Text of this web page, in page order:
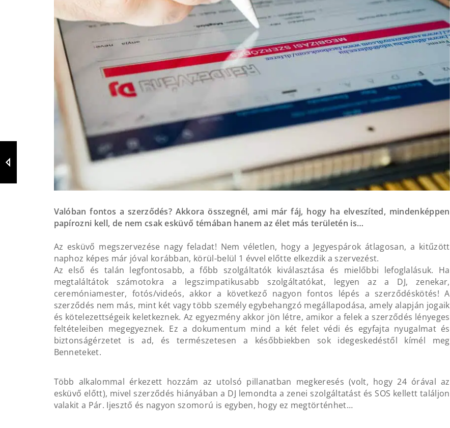
Valóban fontos a szerződés? Akkora összegnél, ami már fáj, hogy ha elveszíted, mindenképpen
papírozni kell, de nem csak esküvő témában hanem az élet más területén is…
Az esküvő megszervezése nagy feladat! Nem véletlen, hogy a Jegyespárok átlagosan, a kitűzött
naphoz képes már jóval korábban, körül-belül 1 évvel előtte elkezdik a szervezést.
Az első és talán legfontosabb, a főbb szolgáltatók kiválasztása és mielőbbi lefoglalásuk. Ha
megtaláltátok számotokra a legszimpatikusabb szolgáltatókat, legyen az a DJ, zenekar,
ceremóniamester, fotós/videós, akkor a következő nagyon fontos lépés a szerződéskötés! A
szerződés nem más, mint két vagy több személy egybehangzó megállapodása, amely alapján jogaik
és kötelezettségeik keletkeznek. Az egyezmény akkor jön létre, amikor a felek a szerződés lényeges
feltételeiben megegyeznek. Ez a dokumentum mind a két felet védi és egyfajta nyugalmat és
biztonságérzetet is ad, és természetesen a későbbiekben sok idegeskedéstől kímél meg
Benneteket.
Több alkalommal érkezett hozzám az utolsó pillanatban megkeresés (volt, hogy 24 órával az
esküvő előtt), mivel szerződés hiányában a DJ lemondta a zenei szolgáltatást és SOS kellett találjon
valakit a Pár. Ijesztő és nagyon szomorú is egyben, hogy ez megtörténhet…